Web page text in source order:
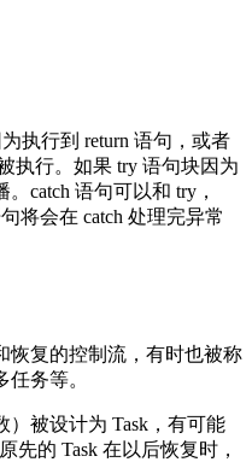
执行到 return 语句，或者
执行。如果 try 语句块因为
catch 语句可以和 try，
将会在 catch 处理完异常
恢复的控制流，有时也被称
务等。
被设计为 Task，有可能
先的 Task 在以后恢复时，